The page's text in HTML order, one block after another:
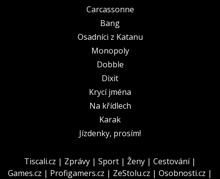
Carcassonne
Bang
Osadníci z Katanu
Monopoly
Dobble
Dixit
Krycí jména
Na křídlech
Karak
Jízdenky, prosím!
Tiscali.cz | Zprávy | Sport | Ženy | Cestování|
Games.cz | Profigamers.cz | ZeStolu.cz | Osobnosti.cz |